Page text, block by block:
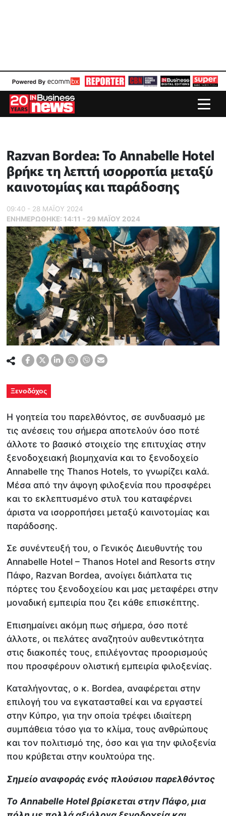
Razvan Bordea: Το Annabelle Hotel
βρήκε τη λεπτή ισορροπία μεταξύ
καινοτομίας και παράδοσης
09:40 - 28 ΜΑΪ́ΟΥ 2024
ΕΝΗΜΕΡΏΘΗΚΕ: 14:11 - 29 ΜΑΪ́ΟΥ 2024
Ξενοδόχος
Η γοητεία του παρελθόντος, σε συνδυασμό με
τις ανέσεις του σήμερα αποτελούν όσο ποτέ
άλλοτε το βασικό στοιχείο της επιτυχίας στην
ξενοδοχειακή βιομηχανία και το ξενοδοχείο
Annabelle της Thanos Hotels, το γνωρίζει καλά.
Μέσα από την άψογη φιλοξενία που προσφέρει
και το εκλεπτυσμένο στυλ του καταφέρνει
άριστα να ισορροπήσει μεταξύ καινοτομίας και
παράδοσης.
Σε συνέντευξή του, o Γενικός Διευθυντής του
Annabelle Hotel – Thanos Hotel and Resorts στην
Πάφο, Razvan Bordea, ανοίγει διάπλατα τις
πόρτες του ξενοδοχείου και μας μεταφέρει στην
μοναδική εμπειρία που ζει κάθε επισκέπτης.
Επισημαίνει ακόμη πως σήμερα, όσο ποτέ
άλλοτε, οι πελάτες αναζητούν αυθεντικότητα
στις διακοπές τους, επιλέγοντας προορισμούς
που προσφέρουν ολιστική εμπειρία φιλοξενίας.
Καταλήγοντας, ο κ. Bordea, αναφέρεται στην
επιλογή του να εγκατασταθεί και να εργαστεί
στην Κύπρο, για την οποία τρέφει ιδιαίτερη
συμπάθεια τόσο για το κλίμα, τους ανθρώπους
και τον πολιτισμό της, όσο και για την φιλοξενία
που κρύβεται στην κουλτούρα της.
Σημείο αναφοράς ενός πλούσιου παρελθόντος
To Annabelle Hotel βρίσκεται στην Πάφο, μια